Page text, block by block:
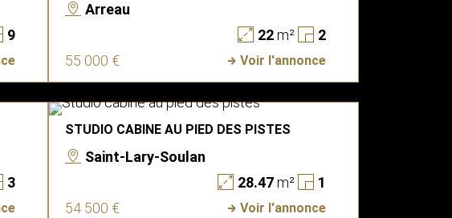
9
Arreau
22m²
2
55 000 €
Voir l'annonce
3
STUDIO CABINE AU PIED DES PISTES
Saint-Lary-Soulan
28.47m²
1
54 500 €
Voir l'annonce